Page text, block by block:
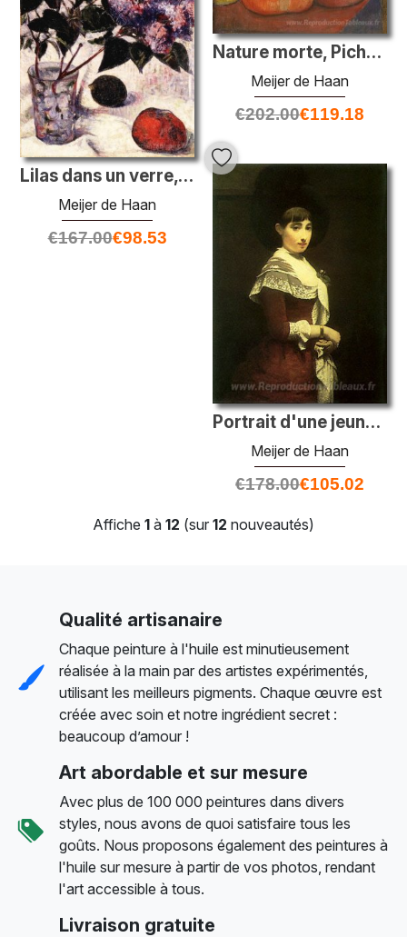
Nature morte, Pichet et Oignons
Meijer de Haan
€202.00€119.18
Lilas dans un verre, pomme et citron
Meijer de Haan
€167.00€98.53
Portrait d'une jeune femme juive
Meijer de Haan
€178.00€105.02
Affiche 1 à 12 (sur 12 nouveautés)
Qualité artisanaire
Chaque peinture à l'huile est minutieusement
réalisée à la main par des artistes expérimentés,
utilisant les meilleurs pigments. Chaque œuvre est
créée avec soin et notre ingrédient secret :
beaucoup d’amour !
Art abordable et sur mesure
Avec plus de 100 000 peintures dans divers
styles, nous avons de quoi satisfaire tous les
goûts. Nous proposons également des peintures à
l'huile sur mesure à partir de vos photos, rendant
l'art accessible à tous.
Livraison gratuite